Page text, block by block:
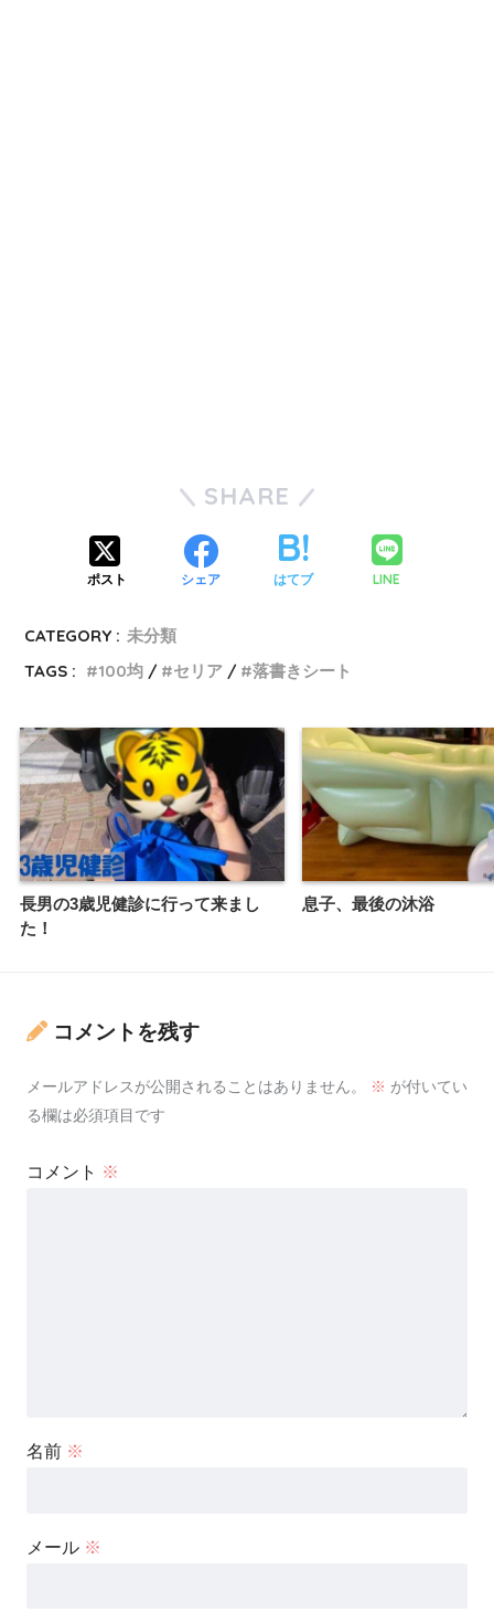
SHARE
ポスト シェア はてブ LINE
CATEGORY : 未分類
TAGS :
100均 セリア 落書きシート
長男の3歳児健診に行って来まし
た！
息子、最後の沐浴
コメントを残す
メールアドレスが公開されることはありません。 ※ が付いてい
る欄は必須項目です
コメント ※
名前 ※
メール ※